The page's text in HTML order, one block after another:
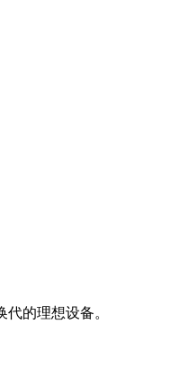
的理想设备。